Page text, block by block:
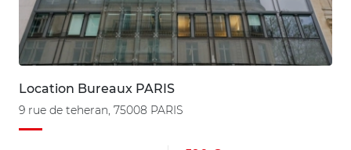
Location Bureaux PARIS
9 rue de teheran, 75008 PARIS